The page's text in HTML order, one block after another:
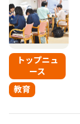
トップニュ
ース
教育